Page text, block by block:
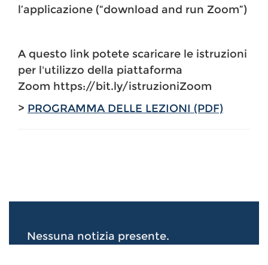
l’applicazione (“download and run Zoom”)
A questo link potete scaricare le istruzioni
per l'utilizzo della piattaforma
Zoom https://bit.ly/istruzioniZoom
> PROGRAMMA DELLE LEZIONI (PDF)
Nessuna notizia presente.